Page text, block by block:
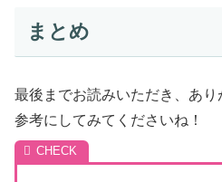
まとめ
最後までお読みいただき、あ
参考にしてみてくださいね！